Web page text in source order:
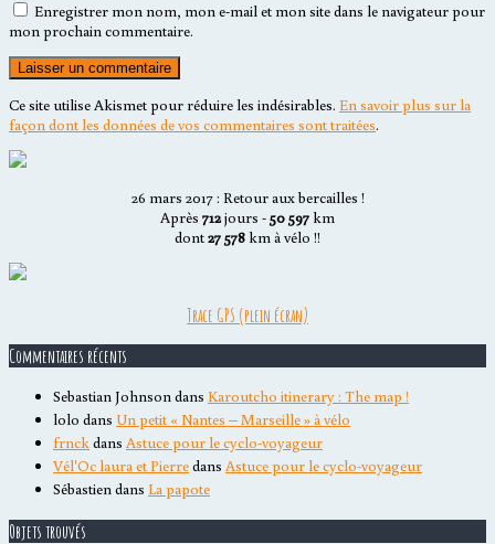
Enregistrer mon nom, mon e-mail et mon site dans le navigateur pour
mon prochain commentaire.
Ce site utilise Akismet pour réduire les indésirables. En savoir plus sur la
façon dont les données de vos commentaires sont traitées.
26 mars 2017 : Retour aux bercailles !
Après 712jours -50 597km
dont27 578km à vélo !!
Trace GPS (plein écran)
Commentaires récents
Sebastian Johnsondans Karoutcho itinerary : The map !
lolo dans Un petit « Nantes – Marseille » à vélo
frnckdans Astuce pour le cyclo-voyageur
Vél'Oc laura et Pierredans Astuce pour le cyclo-voyageur
Sébastiendans La papote
Objets trouvés